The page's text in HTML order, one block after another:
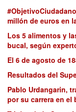
millón de euros en
Los 5 alimentos y
bucal, según
El 6 de agosto de
Resultados del
Pablo Urdangarin,
por su carrera en